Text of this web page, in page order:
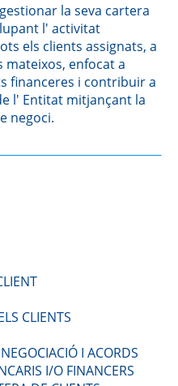
la seva cartera
l' activitat
els clients assignats, a
mateixos, enfocat a
financeres i contribuir a
l' Entitat mitjançant la
negoci.
CLIENTS
I ACORDS
I/O FINANCERS